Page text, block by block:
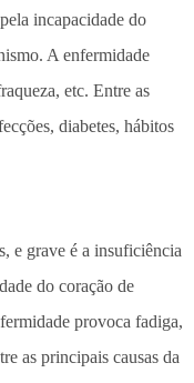
e grave é a insuficiência
do coração de
provoca fadiga,
as principais causas da